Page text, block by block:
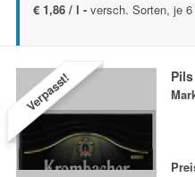
€ 1,86 / l - versch. Sorten, je
Verpasst! Pils